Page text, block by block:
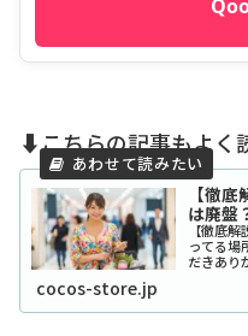
⬇️こちらの記事もよく
【徹
は廃盤
【徹底
ってる場
だきあり
ィ！？
ベラー
cocos-store.jp